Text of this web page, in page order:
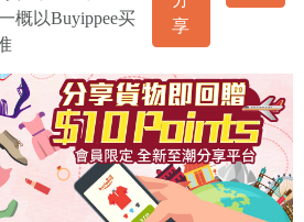
概以Buyippee买
享